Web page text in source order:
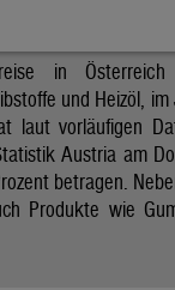
in
und Heizöl,
laut vorläufigen
Austria am
betragen.
Produkte wie